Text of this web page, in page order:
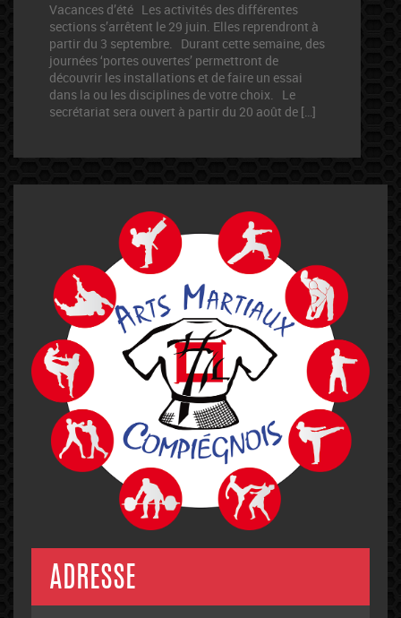
Vacances d’été Les activités des différentes
sections s’arrêtent le 29 juin. Elles reprendront à
partir du 3 septembre. Durant cette semaine, des
journées ‘portes ouvertes’ permettront de
découvrir les installations et de faire un essai
dans la ou les disciplines de votre choix. Le
secrétariat sera ouvert à partir du 20 août de […]
ADRESSE